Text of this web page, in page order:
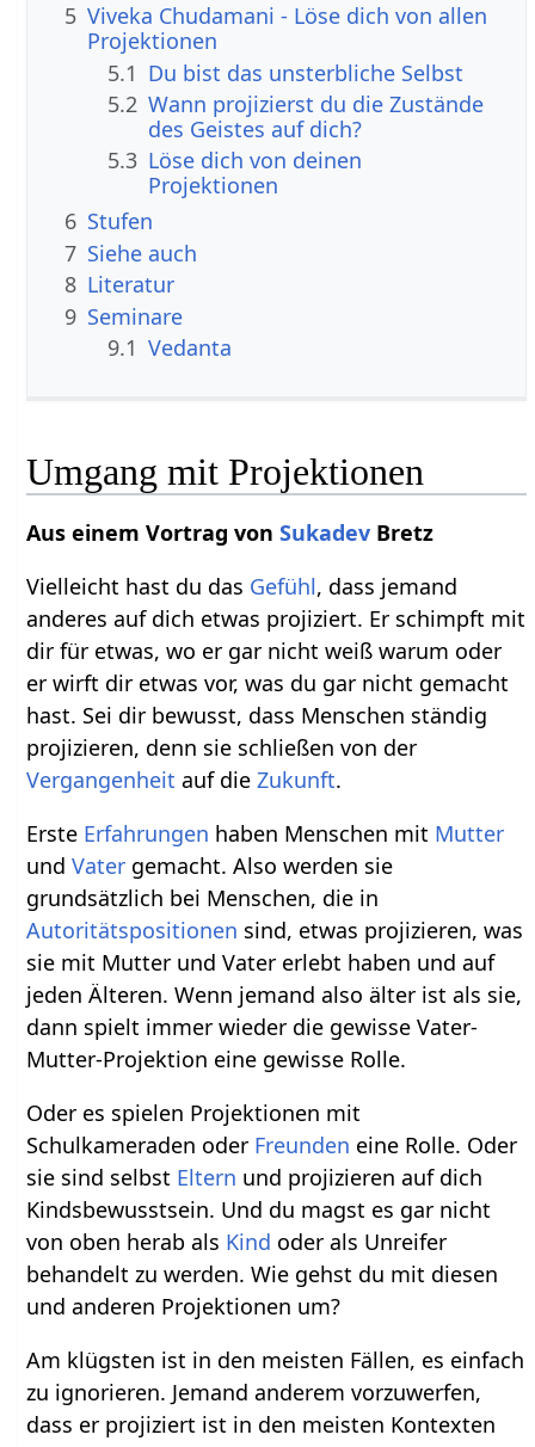
5 Viveka Chudamani - Löse dich von allen
Projektionen
5.1 Du bist das unsterbliche Selbst
5.2 Wann projizierst du die Zustände
des Geistes auf dich?
5.3 Löse dich von deinen
Projektionen
6 Stufen
7 Siehe auch
8 Literatur
9 Seminare
9.1 Vedanta
Umgang mit Projektionen
Aus einem Vortrag vonSukadev Bretz
Vielleicht hast du das Gefühl, dass jemand
anderes auf dich etwas projiziert. Er schimpft mit
dir für etwas, wo er gar nicht weiß warum oder
er wirft dir etwas vor, was du gar nicht gemacht
hast. Sei dir bewusst, dass Menschen ständig
projizieren, denn sie schließen von der
Vergangenheit auf dieZukunft.
Erste Erfahrungen haben Menschen mit Mutter
undVater gemacht. Also werden sie
grundsätzlich bei Menschen, die in
Autoritätspositionen sind, etwas projizieren, was
sie mit Mutter und Vater erlebt haben und auf
jeden Älteren. Wenn jemand also älter ist als sie,
dann spielt immer wieder die gewisse Vater-
Mutter-Projektion eine gewisse Rolle.
Oder es spielen Projektionen mit
Schulkameraden oder Freunden eine Rolle. Oder
sie sind selbst Eltern und projizieren auf dich
Kindsbewusstsein. Und du magst es gar nicht
von oben herab als Kind oder als Unreifer
behandelt zu werden. Wie gehst du mit diesen
und anderen Projektionen um?
Am klügsten ist in den meisten Fällen, es einfach
zu ignorieren. Jemand anderem vorzuwerfen,
dass er projiziert ist in den meisten Kontexten